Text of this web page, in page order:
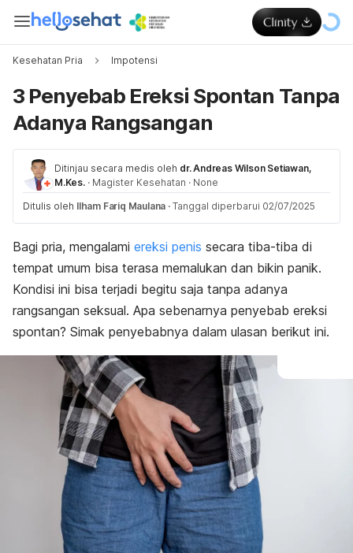
Kesehatan Pria Impotensi
3 Penyebab Ereksi Spontan Tanpa
Adanya Rangsangan
Ditinjau secara medis oleh dr. Andreas Wilson Setiawan,
M.Kes. · Magister Kesehatan · None
Ditulis oleh Ilham Fariq Maulana · Tanggal diperbarui 02/07/2025
Bagi pria, mengalami ereksi penis secara tiba-tiba di
tempat umum bisa terasa memalukan dan bikin panik.
Kondisi ini bisa terjadi begitu saja tanpa adanya
rangsangan seksual. Apa sebenarnya penyebab ereksi
spontan? Simak penyebabnya dalam ulasan berikut ini.